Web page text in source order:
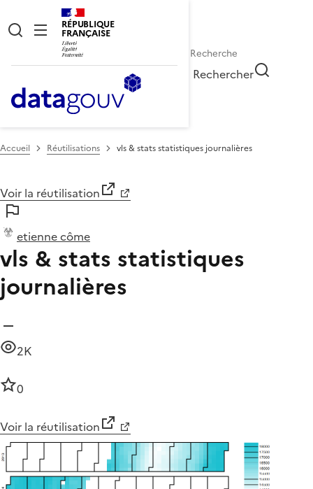
RÉPUBLIQUE
FRANÇAISE
Rechercher
Accueil Réutilisations vls & stats statistiques journalières
Voir la réutilisation
etienne côme
vls & stats statistiques
journalières
2K
0
Voir la réutilisation